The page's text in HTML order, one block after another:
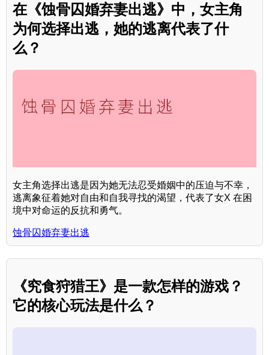
在《蚀骨囚婚弃妻出逃》中，女主角
为何选择出逃，她的逃离代表了什
么？
女主角选择出逃是因为她无法忍受婚姻中的压迫与不幸，
逃离象征着她对自由和自我寻找的渴望，代表了女X 在困
境中对命运的反抗和勇气。
蚀骨囚婚弃妻出逃
《究食狩猎王》是一款怎样的游戏？
它的核心玩法是什么？